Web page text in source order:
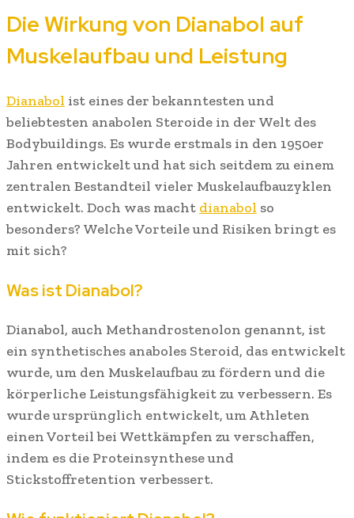
Die Wirkung von Dianabol auf
Muskelaufbau und Leistung
Dianabol ist eines der bekanntesten und
beliebtesten anabolen Steroide in der Welt des
Bodybuildings. Es wurde erstmals in den 1950er
Jahren entwickelt und hat sich seitdem zu einem
zentralen Bestandteil vieler Muskelaufbauzyklen
entwickelt. Doch was macht dianabol so
besonders? Welche Vorteile und Risiken bringt es
mit sich?
Was ist Dianabol?
Dianabol, auch Methandrostenolon genannt, ist
ein synthetisches anaboles Steroid, das entwickelt
wurde, um den Muskelaufbau zu fördern und die
körperliche Leistungsfähigkeit zu verbessern. Es
wurde ursprünglich entwickelt, um Athleten
einen Vorteil bei Wettkämpfen zu verschaffen,
indem es die Proteinsynthese und
Stickstoffretention verbessert.